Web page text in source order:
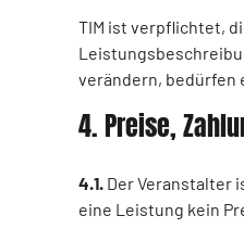
TIM ist verpflichtet,
verändern,
4. Preise,
4.1. Der Veranstalter
eine Leistung kein